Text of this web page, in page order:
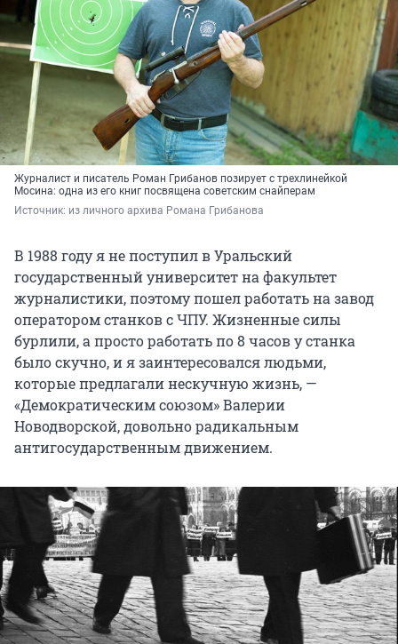
Журналист и писатель Роман Грибанов позирует с трехлинейкой
Мосина: одна из его книг посвящена советским снайперам
Источник: из личного архива Романа Грибанова
В 1988 году я не поступил в Уральский
государственный университет на факультет
журналистики, поэтому пошел работать на завод
оператором станков с ЧПУ. Жизненные силы
бурлили, а просто работать по 8 часов у станка
было скучно, и я заинтересовался людьми,
которые предлагали нескучную жизнь, —
«Демократическим союзом» Валерии
Новодворской, довольно радикальным
антигосударственным движением.